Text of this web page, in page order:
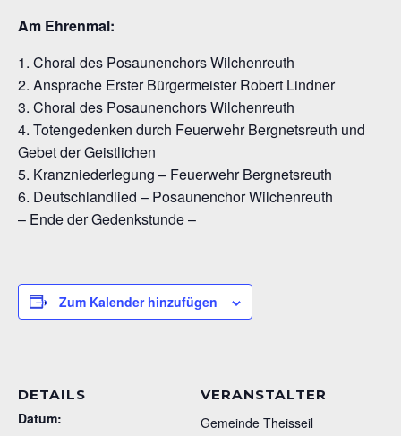
Am Ehrenmal:
1. Choral des Posaunenchors Wilchenreuth
2. Ansprache Erster Bürgermeister Robert Lindner
3. Choral des Posaunenchors Wilchenreuth
4. Totengedenken durch Feuerwehr Bergnetsreuth und
Gebet der Geistlichen
5. Kranzniederlegung – Feuerwehr Bergnetsreuth
6. Deutschlandlied – Posaunenchor Wilchenreuth
– Ende der Gedenkstunde –
Zum Kalender hinzufügen
DETAILS
Datum:
VERANSTALTER
Gemeinde Theisseil